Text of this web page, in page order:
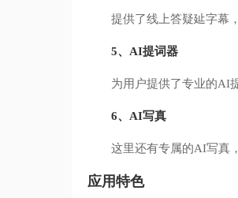
提供了线上答疑㢟字幕，
5、AI提词器
为用户提供了专业的AI提
6、AI写真
这里还有专属的AI写真，
应用特色